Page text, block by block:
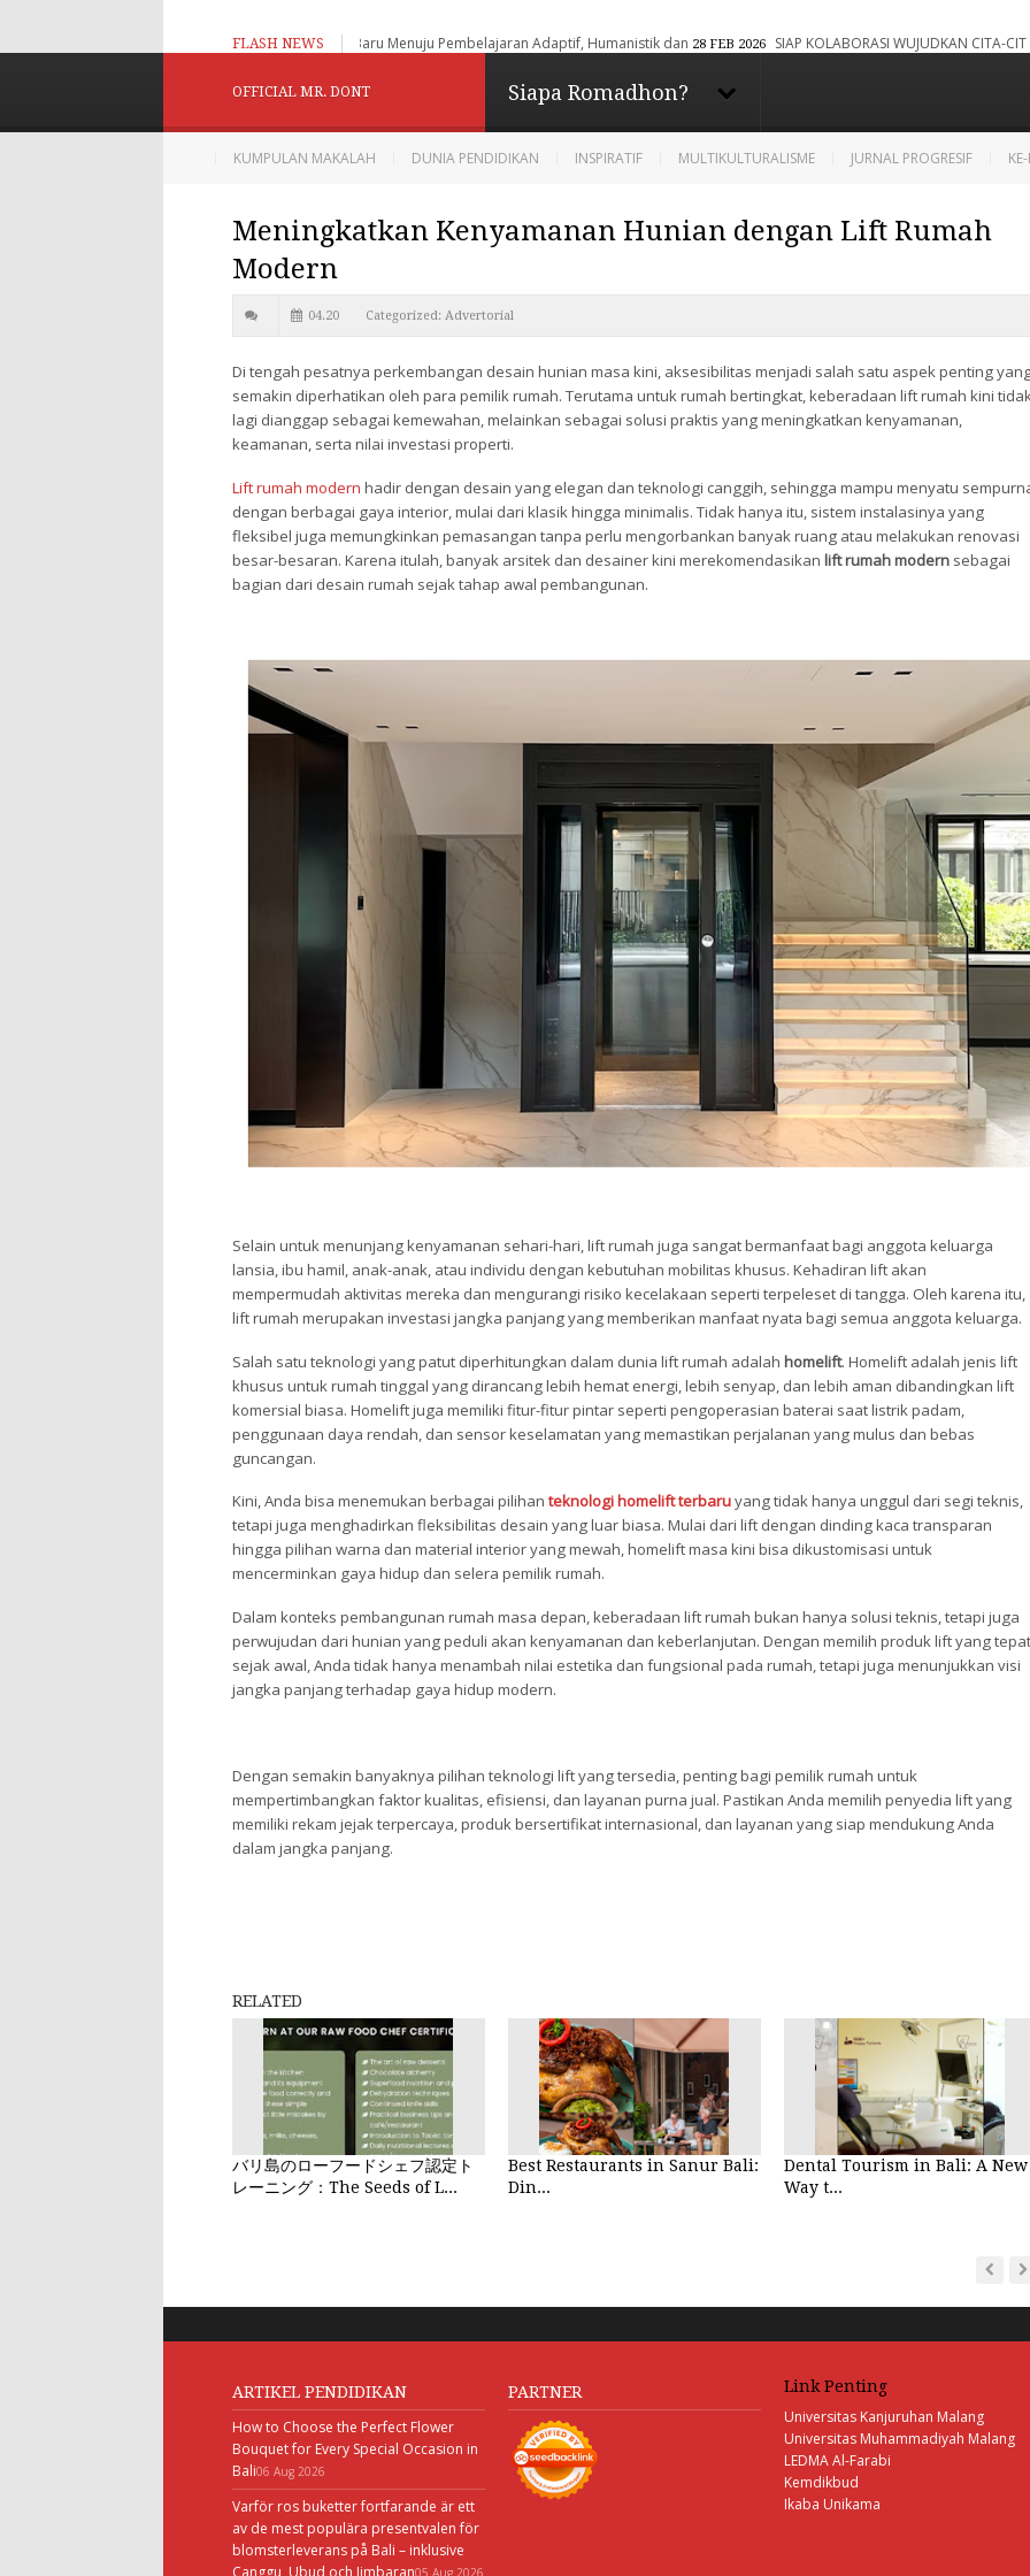
FLASH NEWS
Baru Menuju Pembelajaran Adaptif, Humanistik dan Berbasis Digital
28 FEB 2026 SIAP KOLABORASI WUJUDKAN CITA-CITA BERSAMA, YULIATIN-ACHMAD ZAKARIA RESMI
Konselor Kita - Berbagi dan
Menginspirasi
Berbagi dan Menginpirasi
OFFICIAL MR. DONT Siapa Romadhon?
KUMPULAN MAKALAH DUNIA PENDIDIKAN INSPIRATIF MULTIKULTURALISME JURNAL PROGRESIF
Meningkatkan Kenyamanan Hunian dengan Lift Rumah
Modern
04.20 Categorized: Advertorial
Di tengah pesatnya perkembangan desain hunian masa kini, aksesibilitas menjadi salah satu aspek penting
semakin diperhatikan oleh para pemilik rumah. Terutama untuk rumah bertingkat, keberadaan lift rumah kini
lagi dianggap sebagai kemewahan, melainkan sebagai solusi praktis yang meningkatkan kenyamanan,
keamanan, serta nilai investasi properti.
Lift rumah modern hadir dengan desain yang elegan dan teknologi canggih, sehingga mampu menyatu
dengan berbagai gaya interior, mulai dari klasik hingga minimalis. Tidak hanya itu, sistem instalasinya yang
fleksibel juga memungkinkan pemasangan tanpa perlu mengorbankan banyak ruang atau melakukan renovasi
besar-besaran. Karena itulah, banyak arsitek dan desainer kini merekomendasikan lift rumah modernsebagai
bagian dari desain rumah sejak tahap awal pembangunan.
Selain untuk menunjang kenyamanan sehari-hari, lift rumah juga sangat bermanfaat bagi anggota keluarga
lansia, ibu hamil, anak-anak, atau individu dengan kebutuhan mobilitas khusus. Kehadiran lift akan
mempermudah aktivitas mereka dan mengurangi risiko kecelakaan seperti terpeleset di tangga. Oleh karena itu,
lift rumah merupakan investasi jangka panjang yang memberikan manfaat nyata bagi semua anggota keluarga.
Salah satu teknologi yang patut diperhitungkan dalam dunia lift rumah adalah homelift. Homelift adalah jenis lift
khusus untuk rumah tinggal yang dirancang lebih hemat energi, lebih senyap, dan lebih aman dibandingkan lift
komersial biasa. Homelift juga memiliki fitur-fitur pintar seperti pengoperasian baterai saat listrik padam,
penggunaan daya rendah, dan sensor keselamatan yang memastikan perjalanan yang mulus dan bebas
guncangan.
Kini, Anda bisa menemukan berbagai pilihanteknologi homelift terbaruyang tidak hanya unggul dari segi teknis,
tetapi juga menghadirkan fleksibilitas desain yang luar biasa. Mulai dari lift dengan dinding kaca transparan
hingga pilihan warna dan material interior yang mewah, homelift masa kini bisa dikustomisasi untuk
mencerminkan gaya hidup dan selera pemilik rumah.
Dalam konteks pembangunan rumah masa depan, keberadaan lift rumah bukan hanya solusi teknis, tetapi juga
perwujudan dari hunian yang peduli akan kenyamanan dan keberlanjutan. Dengan memilih produk lift yang tepat
sejak awal, Anda tidak hanya menambah nilai estetika dan fungsional pada rumah, tetapi juga menunjukkan visi
jangka panjang terhadap gaya hidup modern.
Dengan semakin banyaknya pilihan teknologi lift yang tersedia, penting bagi pemilik rumah untuk
mempertimbangkan faktor kualitas, efisiensi, dan layanan purna jual. Pastikan Anda memilih penyedia lift yang
memiliki rekam jejak terpercaya, produk bersertifikat internasional, dan layanan yang siap mendukung Anda
dalam jangka panjang.
RELATED
バリ島のローフードシェフ認定ト
レーニング：The Seeds of L...
Best Restaurants in Sanur Bali:
Din...
Dental Tourism in Bali: A New
Way t...
ARTIKEL PENDIDIKAN
How to Choose the Perfect Flower
Bouquet for Every Special Occasion in
Bali06 Aug 2026
Varför ros buketter fortfarande är ett
av de mest populära presentvalen för
blomsterleverans på Bali – inklusive
Canggu, Ubud och Jimbaran05 Aug 2026
PARTNER Link Penting
Universitas Kanjuruhan Malang
Universitas Muhammadiyah Malang
LEDMA Al-Farabi
Kemdikbud
Ikaba Unikama